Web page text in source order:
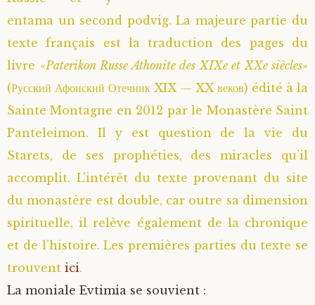
Saint Sophrony l’Athonite
Sainte Xenia
Sainte Matrone de Moscou
Staritsa Marie Makovkine
Natalia de Vyritsa
Staritsa Anastasia
Archimandrite Lazare (Abachidzé)
Geronda Arsenios le Spiléote
Gerondissa Makrina (Vassopoulou)
Archimandrite Nathanaël (Pospelov)
Père Héliodore
entama un second podvig. La majeure partie du
texte français est la traduction des pages du
livre «Paterikon Russe Athonite des XIXe et XXe siècles»
(Русский Афонский Отечник XIX — XX веков) édité à la
Sainte Montagne en 2012 par le Monastère Saint
Panteleimon. Il y est question de la vie du
Starets, de ses prophéties, des miracles qu’il
accomplit. L’intérêt du texte provenant du site
du monastère est double, car outre sa dimension
spirituelle, il relève également de la chronique
et de l’histoire. Les premières parties du texte se
trouvent ici.
La moniale Evtimia se souvient :